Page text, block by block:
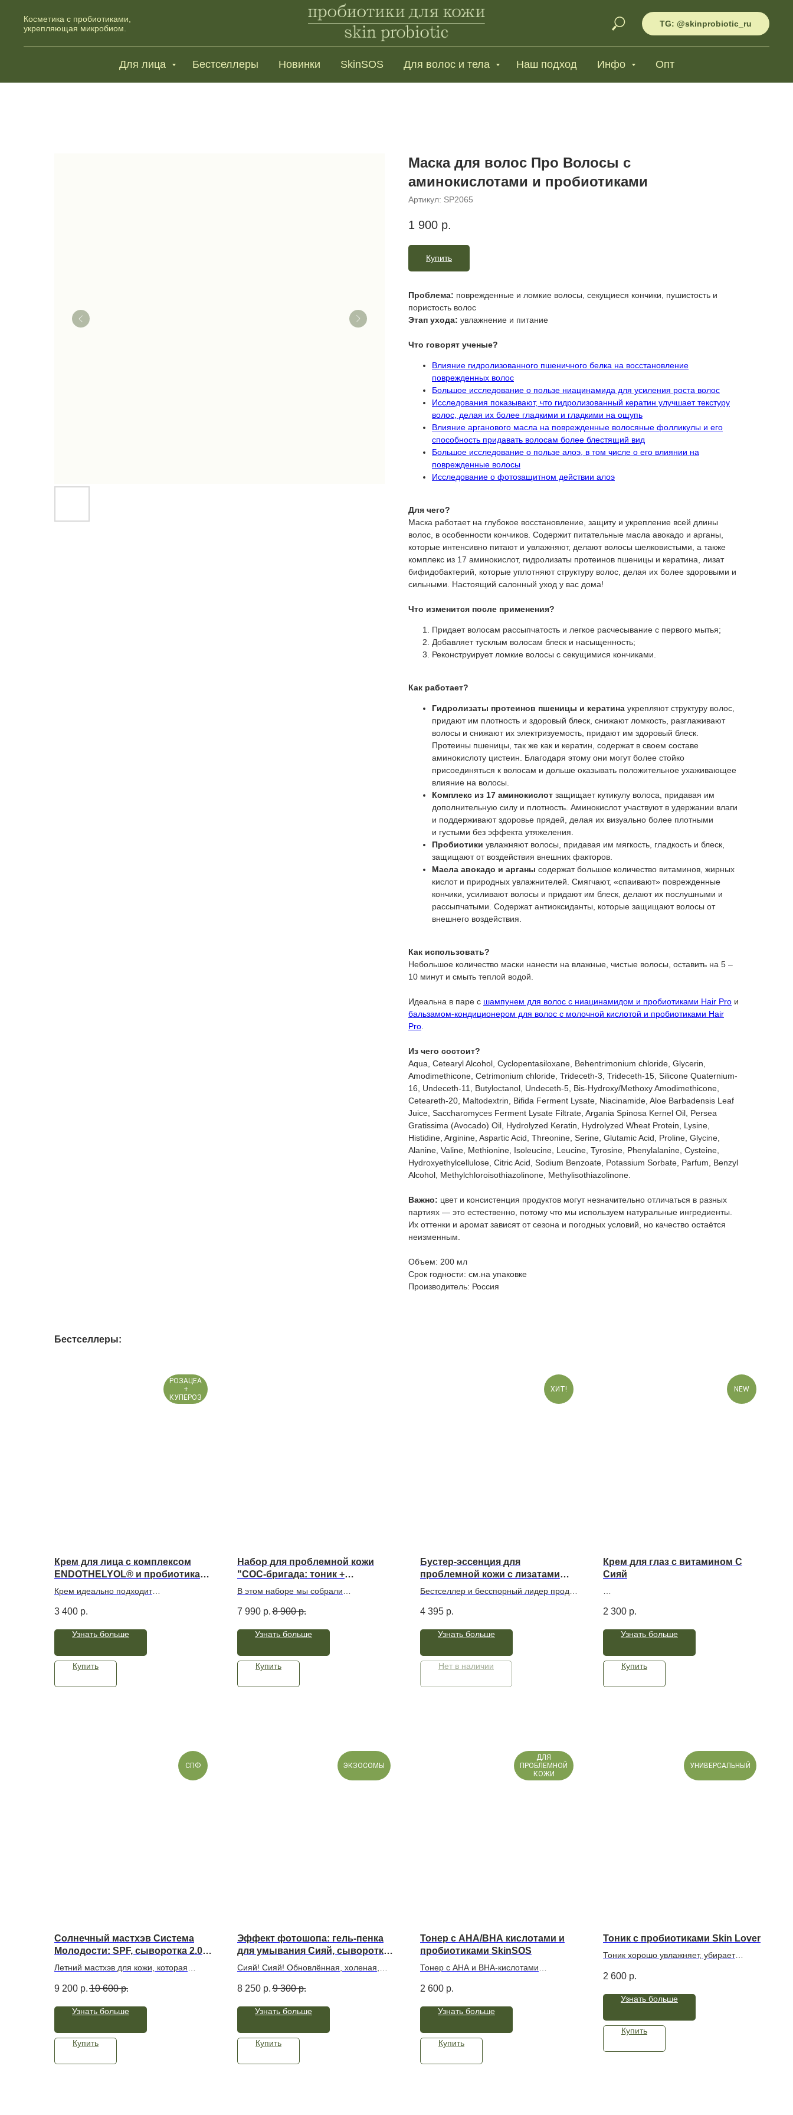
Косметика с пробиотиками,
укрепляющая микробиом.
TG: @skinprobiotic_ru
Для лица Бестселлеры Новинки SkinSOS Для волос и тела Наш подход Инфо Опт
Маска для волос Про Волосы с
аминокислотами и пробиотиками
Артикул: SP2065
1 900 р.
Купить
Проблема: поврежденные и ломкие волосы, секущиеся кончики, пушистость и
пористость волос
Этап ухода: увлажнение и питание
Что говорят ученые?
Влияние гидролизованного пшеничного белка на восстановление
поврежденных волос
Большое исследование о пользе ниацинамида для усиления роста волос
Исследования показывают, что гидролизованный кератин улучшает текстуру
волос, делая их более гладкими и гладкими на ощупь
Влияние арганового масла на поврежденные волосяные фолликулы и его
способность придавать волосам более блестящий вид
Большое исследование о пользе алоэ, в том числе о его влиянии на
поврежденные волосы
Исследование о фотозащитном действии алоэ
Для чего?
Маска работает на глубокое восстановление, защиту и укрепление всей длины
волос, в особенности кончиков. Содержит питательные масла авокадо и арганы,
которые интенсивно питают и увлажняют, делают волосы шелковистыми, а также
комплекс из 17 аминокислот, гидролизаты протеинов пшеницы и кератина, лизат
бифидобактерий, которые уплотняют структуру волос, делая их более здоровыми и
сильными. Настоящий салонный уход у вас дома!
Что изменится после применения?
Придает волосам рассыпчатость и легкое расчесывание с первого мытья;
Добавляет тусклым волосам блеск и насыщенность;
Реконструирует ломкие волосы с секущимися кончиками.
Как работает?
Гидролизаты протеинов пшеницы и кератина укрепляют структуру волос,
придают им плотность и здоровый блеск, снижают ломкость, разглаживают
волосы и снижают их электризуемость, придают им здоровый блеск.
Протеины пшеницы, так же как и кератин, содержат в своем составе
аминокислоту цистеин. Благодаря этому они могут более стойко
присоединяться к волосам и дольше оказывать положительное ухаживающее
влияние на волосы.
Комплекс из 17 аминокислот защищает кутикулу волоса, придавая им
дополнительную силу и плотность. Аминокислот участвуют в удержании влаги
и поддерживают здоровье прядей, делая их визуально более плотными
и густыми без эффекта утяжеления.
Пробиотики увлажняют волосы, придавая им мягкость, гладкость и блеск,
защищают от воздействия внешних факторов.
Масла авокадо и арганы содержат большое количество витаминов, жирных
кислот и природных увлажнителей. Смягчают, «спаивают» поврежденные
кончики, усиливают волосы и придают им блеск, делают их послушными и
рассыпчатыми. Содержат антиоксиданты, которые защищают волосы от
внешнего воздействия.
Как использовать?
Небольшое количество маски нанести на влажные, чистые волосы, оставить на 5 –
10 минут и смыть теплой водой.
Идеальна в паре с шампунем для волос с ниацинамидом и пробиотиками Hair Pro и
бальзамом-кондиционером для волос с молочной кислотой и пробиотиками Hair
Pro.
Из чего состоит?
Aqua, Cetearyl Alcohol, Cyclopentasiloxane, Behentrimonium chloride, Glycerin,
Amodimethicone, Cetrimonium chloride, Trideceth-3, Trideceth-15, Silicone Quaternium-
16, Undeceth-11, Butyloctanol, Undeceth-5, Bis-Hydroxy/Methoxy Amodimethicone,
Ceteareth-20, Maltodextrin, Bifida Ferment Lysate, Niacinamide, Aloe Barbadensis Leaf
Juice, Saccharomyces Ferment Lysate Filtrate, Argania Spinosa Kernel Oil, Persea
Gratissima (Avocado) Oil, Hydrolyzed Keratin, Hydrolyzed Wheat Protein, Lysine,
Histidine, Arginine, Aspartic Acid, Threonine, Serine, Glutamic Acid, Proline, Glycine,
Alanine, Valine, Methionine, Isoleucine, Leucine, Tyrosine, Phenylalanine, Cysteine,
Hydroxyethylcellulose, Citric Acid, Sodium Benzoate, Potassium Sorbate, Parfum, Benzyl
Alcohol, Methylchloroisothiazolinone, Methylisothiazolinone.
Важно: цвет и консистенция продуктов могут незначительно отличаться в разных
партиях — это естественно, потому что мы используем натуральные ингредиенты.
Их оттенки и аромат зависят от сезона и погодных условий, но качество остаётся
неизменным.
Объем: 200 мл
Срок годности: см.на упаковке
Производитель: Россия
Бестселлеры:
РОЗАЦЕА
+
КУПЕРОЗ
Крем для лица с комплексом
ENDOTHELYOL® и пробиотиками
Антистресс
Крем идеально подходит
выраженными сосудами, и
проявлениями розацеа и купероза.
Средство увлажняет, способствует
снятию покраснений, осветляет кожу, и
укрепляет стенки сосудов.
3 400 р.
Узнать больше
Купить
Набор для проблемной кожи
"СОС-бригада: тоник +
сыворотка + крем"
В этом наборе мы собрали
кожи. Каждое средство работает
деликатно, но эффективно: не сушит,
снимает воспаления, увлажняет,
работает над ровным рельефом и
тоном.
7 990 р. 8 900 р.
Узнать больше
Купить
ХИТ!
Бустер-эссенция для
проблемной кожи с лизатами
Manyo Galac Niacin 2.0 Essence,
Бестселлер и бесспорный лидер продаж
воспалениями.
Легкая эссенция осветлит кожу и снизит
жирность, не липнит и не жирнит.
Идеальна для кожи с пигментацией и
пост-акне, если есть повышенная
поры.
4 395 р.
Узнать больше
Нет в наличии
NEW
Крем для глаз с витамином С
Сияй
глаз возвращает коже свежий и
ухоженный вид, убирает припухлости и
темные круги, повышает упругость и
эластичность. И как по мановению
волшебной палочки от признаков
следа!
2 300 р.
Узнать больше
Купить
СПФ
Солнечный мастхэв Система
Молодости: SPF, сыворотка 2.0 и
крем
Летний мастхэв для кожи, которая
старения. Сыворотка 2.0 и крем
восстанавливают, омолаживают и
питают кожу, а SPF крем интенсивно
защищает от всех видов солнечных
лучей. Подходят для всех типов кожи,
обезвоженную. Набор обновлен
9 200 р. 10 600 р.
Узнать больше
Купить
ЭКЗОСОМЫ
Эффект фотошопа: гель-пенка
для умывания Сияй, сыворотка с
экзосомами SkinLover, крем со
Сияй! Сияй! Обновлённая, холеная,
подарок! Комплекс из трех
бестселлеров подарит первые
результаты и тот самый эффект
фотошопа уже спустя 7 дней!
8 250 р. 9 300 р.
Узнать больше
Купить
ДЛЯ
ПРОБЛЕМНОЙ
КОЖИ
Тонер с AHA/BHA кислотами и
пробиотиками SkinSOS
Тонер с AHA и BHA-кислотами
очищает кожу. Прощайте, чёрные точки
и пигментация. Привет, гладкая и
сияющая кожа! Пробиотики в составе
позаботятся о здоровом микробиоме и
остановят появление воспалений.
2 600 р.
Узнать больше
Купить
УНИВЕРСАЛЬНЫЙ
Тоник с пробиотиками Skin Lover
Тоник хорошо увлажняет, убирает
комплекса пробиотиков, увлажняющих
компонентов (х5 от гиалуроновой
кислоты) и 8 аминокислот.
Восстанавливает PH, усиливает кожный
иммунитет, улучшает тону кожи.
2 600 р.
Узнать больше
Купить